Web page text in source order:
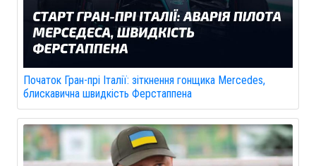
Початок Гран-прі Італії: зіткнення гонщика Mercedes,
блискавична швидкість Ферстаппена